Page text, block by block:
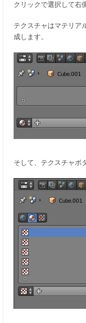
クリックで選択して右
テクスチャはマテリア
成します。
そして、テクスチャボ